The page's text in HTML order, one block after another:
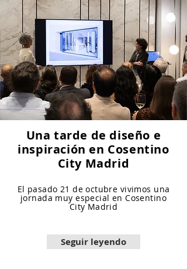
Una tarde de diseño e
inspiración en Cosentino
City Madrid
El pasado 21 de octubre vivimos una
jornada muy especial en Cosentino
City Madrid
Seguir leyendo